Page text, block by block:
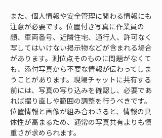
また、個人情報や安全管理に関わる情報にも
注意が必要です。位置付き写真に作業員の
顔、車両番号、近隣住宅、通行人、許可なく
写してはいけない掲示物などが含まれる場合
があります。測位点そのものに問題がなくて
も、添付写真から不要な情報が伝わってしま
うことがあります。現場チャットに共有する
前には、写真の写り込みを確認し、必要であ
れば撮り直しや範囲の調整を行うべきです。
位置情報と画像が組み合わさると、情報の具
体性が高まるため、通常の写真共有よりも慎
重さが求められます。